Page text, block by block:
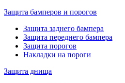
Защита бамперов и порогов
Защита заднего бампера
Защита переднего бампера
Защита порогов
Накладки на пороги
Защита днища